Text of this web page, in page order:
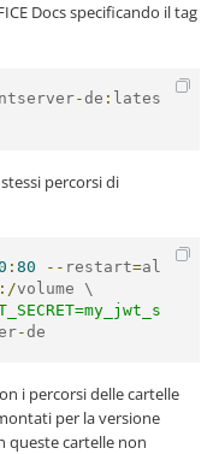
Docs specificando il tag
-de : lates
percorsi di
: 80 -- restart=al
:/
-de
i percorsi delle cartelle
per la versione
queste cartelle non